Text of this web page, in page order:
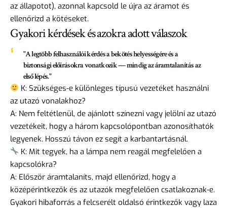
az állapotot), azonnal kapcsold le újra az áramot és
ellenőrizd a kötéseket.
Gyakori kérdések és azokra adott válaszok
"A legtöbb felhasználói kérdés a bekötés helyességére és a
biztonsági előírásokra vonatkozik — mindig az áramtalanítás az
első lépés."
K: Szükséges-e különleges típusú vezetéket használni
az utazó vonalakhoz?
A: Nem feltétlenül, de ajánlott színezni vagy jelölni az utazó
vezetékeit, hogy a három kapcsolópontban azonosíthatók
legyenek. Hosszú távon ez segít a karbantartásnál.
K: Mit tegyek, ha a lámpa nem reagál megfelelően a
kapcsolókra?
A: Először áramtalaníts, majd ellenőrizd, hogy a
középérintkezők és az utazók megfelelően csatlakoznak-e.
Gyakori hibaforrás a felcserélt oldalsó érintkezők vagy laza